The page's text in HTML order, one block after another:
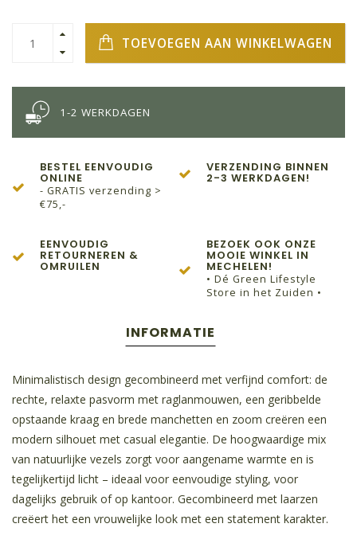
TOEVOEGEN AAN WINKELWAGEN
1-2 WERKDAGEN
BESTEL EENVOUDIG
ONLINE
- GRATIS verzending >
€75,-
VERZENDING BINNEN
2-3 WERKDAGEN!
EENVOUDIG
RETOURNEREN &
OMRUILEN
BEZOEK OOK ONZE
MOOIE WINKEL IN
MECHELEN!
• Dé Green Lifestyle
Store in het Zuiden •
INFORMATIE
Minimalistisch design gecombineerd met verfijnd comfort: de
rechte, relaxte pasvorm met raglanmouwen, een geribbelde
opstaande kraag en brede manchetten en zoom creëren een
modern silhouet met casual elegantie. De hoogwaardige mix
van natuurlijke vezels zorgt voor aangename warmte en is
tegelijkertijd licht – ideaal voor eenvoudige styling, voor
dagelijks gebruik of op kantoor. Gecombineerd met laarzen
creëert het een vrouwelijke look met een statement karakter.